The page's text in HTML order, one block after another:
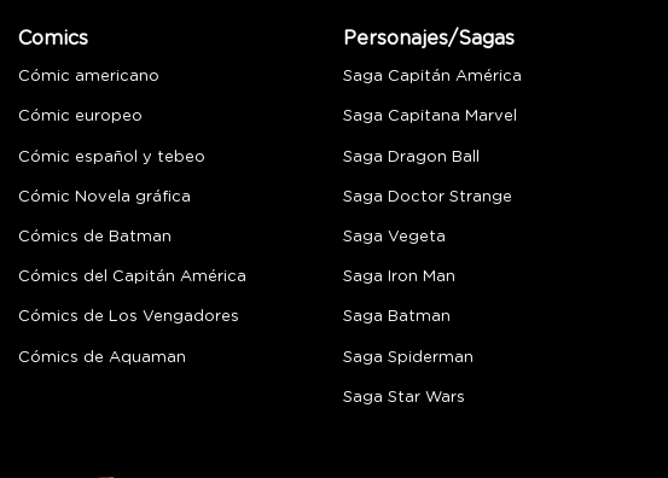
Comics
Cómic americano
Cómic europeo
Cómic español y tebeo
Cómic Novela gráfica
Cómics de Batman
Cómics del Capitán América
Cómics de Los Vengadores
Cómics de Aquaman
Personajes/Sagas
Saga Capitán América
Saga Capitana Marvel
Saga Dragon Ball
Saga Doctor Strange
Saga Vegeta
Saga Iron Man
Saga Batman
Saga Spiderman
Saga Star Wars